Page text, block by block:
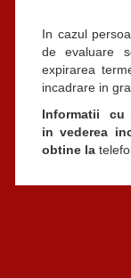
In cazul
de evaluare
expirarea
incadrare in
Informatii cu
in vederea
obtine la